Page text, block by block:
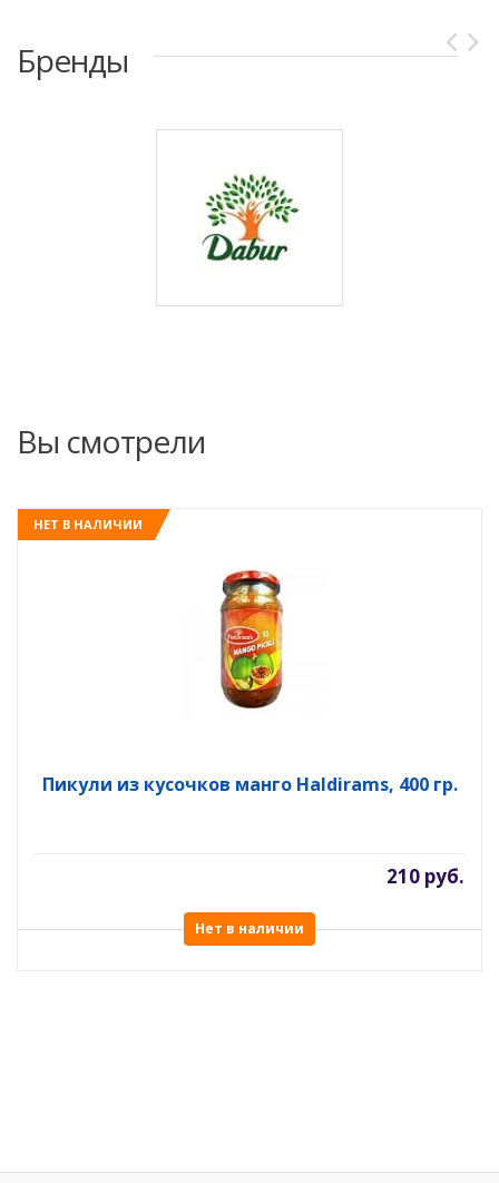
Бренды
Вы смотрели
НЕТ В НАЛИЧИИ
Пикули из кусочков манго Haldirams, 400 гр.
210 руб.
Нет в наличии